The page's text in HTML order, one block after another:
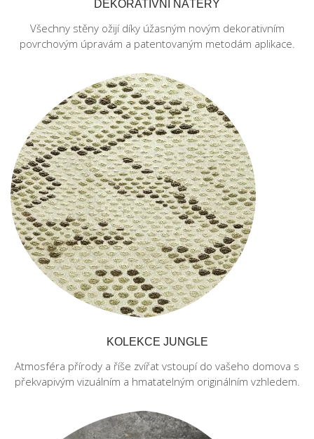
DEKORATIVNÍ NÁTĚRY
Všechny stěny ožijí díky úžasným novým dekorativním
povrchovým úpravám a patentovaným metodám aplikace.
KOLEKCE JUNGLE
Atmosféra přírody a říše zvířat vstoupí do vašeho domova s
překvapivým vizuálním a hmatatelným originálním vzhledem.